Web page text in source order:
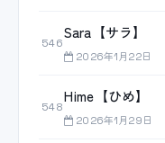
546
Sara【サラ】
2026年1月22日
548
Hime【ひめ】
2026年1月29日